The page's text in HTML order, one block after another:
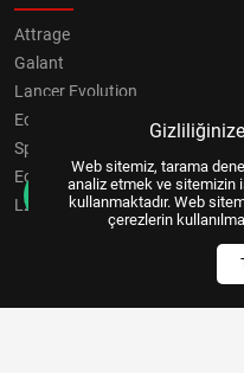
Attrage
Galant
Lancer Evolution
Eclipse
Space Star
Eclipse Cross
L200
Web sitemiz, tarama
analiz etmek ve sitemizin
kullanmaktadır. Web
çerezlerin